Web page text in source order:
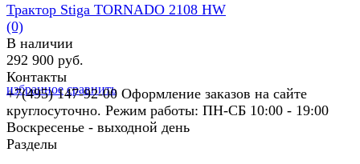
избранное сравнить
Трактор Stiga TORNADO 2108 HW
(0)
В наличии
292 900 руб.
Контакты
+7(495) 147-92-00 Оформление заказов на сайте
круглосуточно. Режим работы: ПН-СБ 10:00 - 19:00
Воскресенье - выходной день
Разделы